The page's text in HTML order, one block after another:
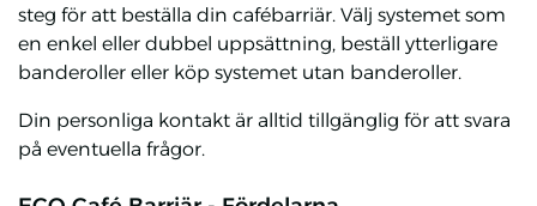
steg för att beställa din cafébarriär. Välj systemet som
en enkel eller dubbel uppsättning, beställ ytterligare
banderoller eller köp systemet utan banderoller.
Din personliga kontakt är alltid tillgänglig för att svara
på eventuella frågor.